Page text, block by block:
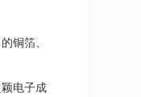
铜箔、
电子成